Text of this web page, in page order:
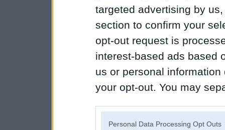
targeted advertising by
section to confirm your
opt-out request is
interest-based ads based
us or personal
your opt-out. You may
Personal Data Processing Opt Outs